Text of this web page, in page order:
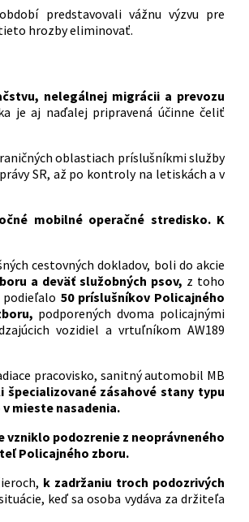
predstavovali vážnu výzvu pre
hrozby eliminovať.
nelegálnej migrácii a prevozu
je aj naďalej pripravená účinne čeliť
oblastiach príslušníkmi služby
SR, až po kontroly na letiskách a v
mobilné operačné stredisko. K
cestovných dokladov, boli do akcie
a deväť služobných psov, z toho
podieľalo 50 príslušníkov Policajného
podporených dvoma policajnými
vozidiel a vrtuľníkom AW189
pracovisko, sanitný automobil MB
špecializované zásahové stany typu
mieste nasadenia.
vzniklo podozrenie z neoprávneného
Policajného zboru.
k zadržaniu troch podozrivých
keď sa osoba vydáva za držiteľa